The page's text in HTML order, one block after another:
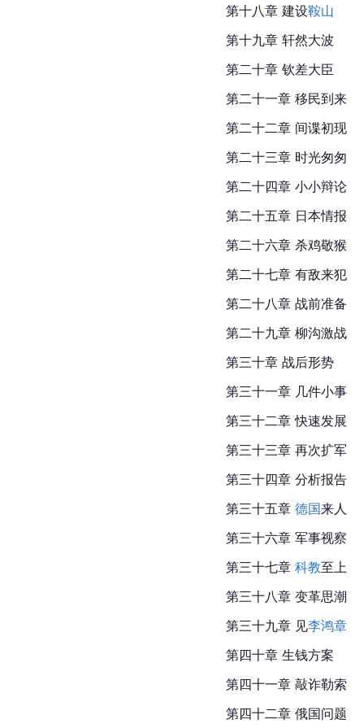
第十八章 建设鞍山
第十九章 轩然大波
第二十章 钦差大臣
第二十一章 移民到来
第二十二章 间谍初现
第二十三章 时光匆匆
第二十四章 小小辩论
第二十五章 日本情报
第二十六章 杀鸡敬猴
第二十七章 有敌来犯
第二十八章 战前准备
第二十九章 柳沟激战
第三十章 战后形势
第三十一章 几件小事
第三十二章 快速发展
第三十三章 再次扩军
第三十四章 分析报告
第三十五章 德国来人
第三十六章 军事视察
第三十七章 科教至上
第三十八章 变革思潮
第三十九章 见李鸿章
第四十章 生钱方案
第四十一章 敲诈勒索
第四十二章 俄国问题